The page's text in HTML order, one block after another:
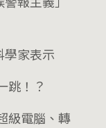
學家表示
跳！？
級電腦、轉